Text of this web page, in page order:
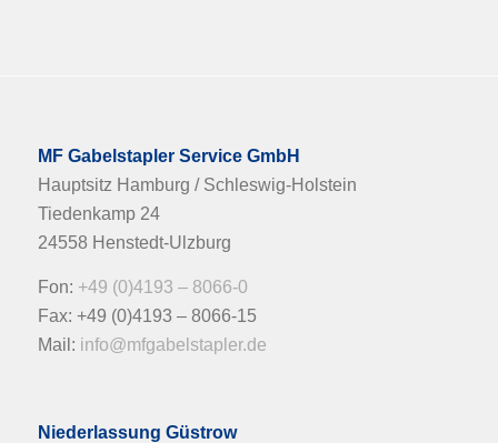
MF Gabelstapler Service GmbH
Hauptsitz Hamburg / Schleswig-Holstein
Tiedenkamp 24
24558 Henstedt-Ulzburg
Fon: +49 (0)4193 – 8066-0
Fax: +49 (0)4193 – 8066-15
Mail: info@mfgabelstapler.de
Niederlassung Güstrow